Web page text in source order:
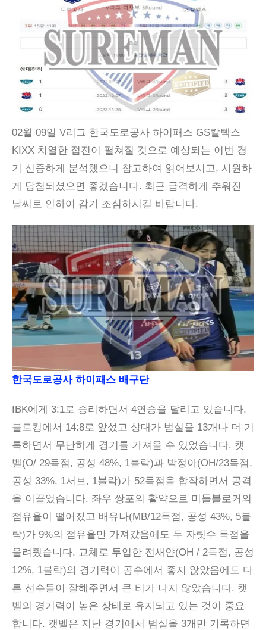
02월 09일 V리그 한국도로공사 하이패스 GS칼텍스
KIXX 치열한 접전이 펼쳐질 것으로 예상되는 이번 경
기 신중하게 분석했으니 참고하여 읽어보시고, 시원하
게 당첨되셨으면 좋겠습니다. 최근 급격하게 추워진
날씨로 인하여 감기 조심하시길 바랍니다.
한국도로공사 하이패스 배구단
IBK에게 3:1로 승리하면서 4연승을 달리고 있습니다.
블로킹에서 14:8로 앞섰고 상대가 범실을 13개나 더 기
록하면서 무난하게 경기를 가져올 수 있었습니다. 캣
벨(O/ 29득점, 공성 48%, 1블락)과 박정아(OH/23득점,
공성 33%, 1서브, 1블락)가 52득점을 합작하면서 공격
을 이끌었습니다. 좌우 쌍포의 활약으로 미들블로커의
점유율이 떨어졌고 배유나(MB/12득점, 공성 43%, 5블
락)가 9%의 점유율만 가져갔음에도 두 자릿수 득점을
올려줬습니다. 교체로 투입한 전새얀(OH / 2득점, 공성
12%, 1블락)의 경기력이 공수에서 좋지 않았음에도 다
른 선수들이 잘해주면서 큰 티가 나지 않았습니다. 캣
벨의 경기력이 높은 상태로 유지되고 있는 것이 중요
합니다. 캣벨은 지난 경기에서 범실을 3개만 기록하면